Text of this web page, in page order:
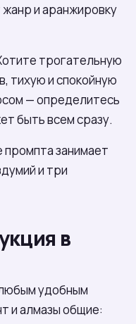
и аранжировку
трогательную
тихую и спокойную
— определитесь
быть всем сразу.
промпта занимает
и три
в
удобным
и алмазы общие: